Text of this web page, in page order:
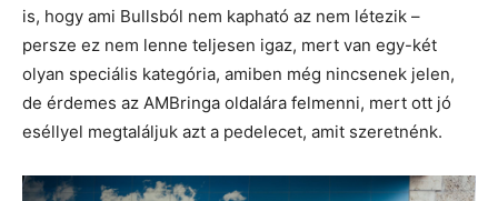
is, hogy ami Bullsból nem kapható az nem létezik –
persze ez nem lenne teljesen igaz, mert van egy-két
olyan speciális kategória, amiben még nincsenek jelen,
de érdemes az AMBringa oldalára felmenni, mert ott jó
eséllyel megtaláljuk azt a pedelecet, amit szeretnénk.